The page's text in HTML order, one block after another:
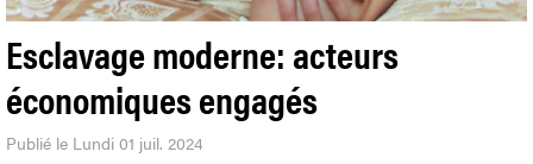
Esclavage moderne: acteurs
économiques engagés
Publié le Lundi 01 juil. 2024